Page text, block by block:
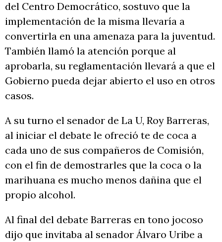
del Centro Democrático, sostuvo que la
implementación de la misma llevaría a
convertirla en una amenaza para la juventud.
También llamó la atención porque al
aprobarla, su reglamentación llevará a que el
Gobierno pueda dejar abierto el uso en otros
casos.
A su turno el senador de La U, Roy Barreras,
al iniciar el debate le ofreció te de coca a
cada uno de sus compañeros de Comisión,
con el fin de demostrarles que la coca o la
marihuana es mucho menos dañina que el
propio alcohol.
Al final del debate Barreras en tono jocoso
dijo que invitaba al senador Álvaro Uribe a